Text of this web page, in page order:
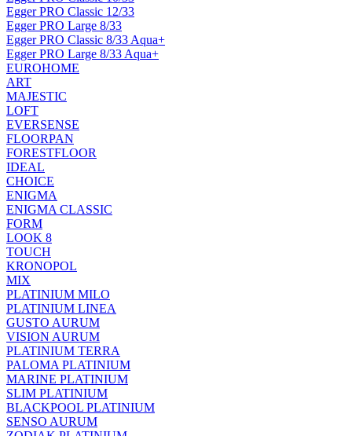
Egger PRO Classic 12/33
Egger PRO Large 8/33
Egger PRO Classic 8/33 Aqua+
Egger PRO Large 8/33 Aqua+
EUROHOME
ART
MAJESTIC
LOFT
EVERSENSE
FLOORPAN
FORESTFLOOR
IDEAL
CHOICE
ENIGMA
ENIGMA CLASSIC
FORM
LOOK 8
TOUCH
KRONOPOL
MIX
PLATINIUM MILO
PLATINIUM LINEA
GUSTO AURUM
VISION AURUM
PLATINIUM TERRA
PALOMA PLATINIUM
MARINE PLATINIUM
SLIM PLATINIUM
BLACKPOOL PLATINIUM
SENSO AURUM